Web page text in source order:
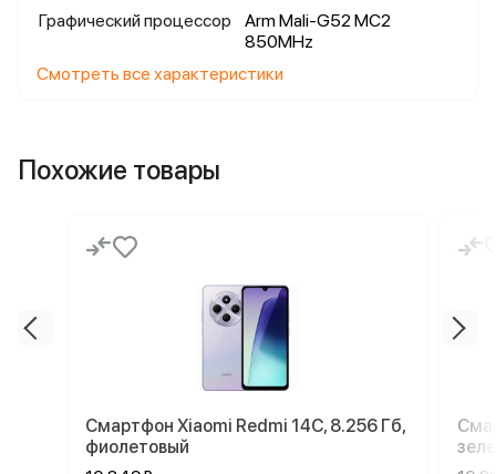
Графический процессор
Arm Mali-G52 MC2
850MHz
Смотреть все характеристики
Похожие товары
Смартфон Xiaomi Redmi 14C, 8.256 Гб,
фиолетовый